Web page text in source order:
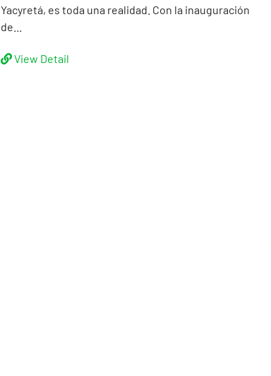
Yacyretá, es toda una realidad. Con la inauguración
de...
View Detail